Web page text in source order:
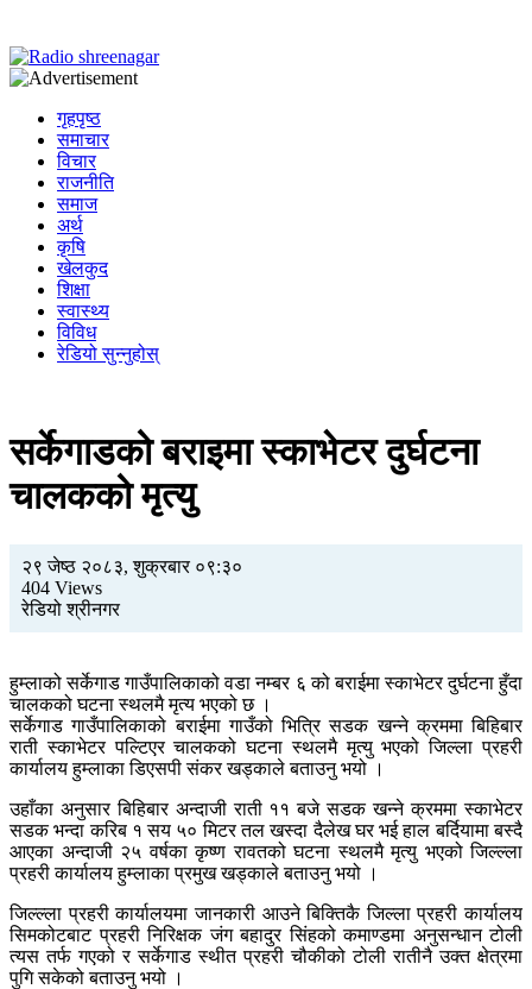
गृहपृष्ठ
समाचार
विचार
राजनीति
समाज
अर्थ
कृषि
खेलकुद
शिक्षा
स्वास्थ्य
विविध
रेडियो सुन्नुहोस्
सर्केगाडको बराइमा स्काभेटर दुर्घटना
चालकको मृत्यु
२९ जेष्ठ २०८३, शुक्रबार ०९:३०
404 Views
रेडियो श्रीनगर
हुम्लाको सर्केगाड गाउँपालिकाको वडा नम्बर ६ को बराईमा स्काभेटर दुर्घटना हुँदा
चालकको घटना स्थलमै मृत्य भएको छ ।
सर्केगाड गाउँपालिकाको बराईमा गाउँको भित्रि सडक खन्ने क्रममा बिहिबार
राती स्काभेटर पल्टिएर चालकको घटना स्थलमै मृत्यु भएको जिल्ला प्रहरी
कार्यालय हुम्लाका डिएसपी संकर खड्काले बताउनु भयो ।
उहाँका अनुसार बिहिबार अन्दाजी राती ११ बजे सडक खन्ने क्रममा स्काभेटर
सडक भन्दा करिब १ सय ५० मिटर तल खस्दा दैलेख घर भई हाल बर्दियामा बस्दै
आएका अन्दाजी २५ वर्षका कृष्ण रावतको घटना स्थलमै मृत्यु भएको जिल्ल्ला
प्रहरी कार्यालय हुम्लाका प्रमुख खड्काले बताउनु भयो ।
जिल्ल्ला प्रहरी कार्यालयमा जानकारी आउने बिक्तिकै जिल्ला प्रहरी कार्यालय
सिमकोटबाट प्रहरी निरिक्षक जंग बहादुर सिंहको कमाण्डमा अनुसन्धान टोली
त्यस तर्फ गएको र सर्केगाड स्थीत प्रहरी चौकीको टोली रातीनै उक्त क्षेत्रमा
पुगि सकेको बताउनु भयो ।